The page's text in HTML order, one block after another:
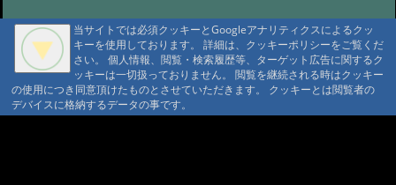
月は改修工事のため休業いたしま
す。
@湯之谷山荘 '25 3/11 17:46
#45:休館日のお知らせ(2月25日〜28
日)
@湯之谷山荘 '25 2/18 06:10
#44:臨時休業
当サイトでは必須クッキーとGoogleアナリティクスによるクッ
キーを使用しております。 詳細は、クッキーポリシーをご覧くだ
さい。 個人情報、閲覧・検索履歴等、ターゲット広告に関するク
ッキーは一切扱っておりません。 閲覧を継続される時はクッキー
の使用につき同意頂けたものとさせていただきます。 クッキーとは閲覧者の
デバイスに格納するデータの事です。